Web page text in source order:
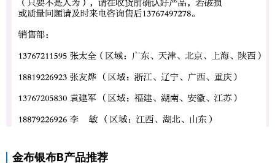
金布银布B产品推荐